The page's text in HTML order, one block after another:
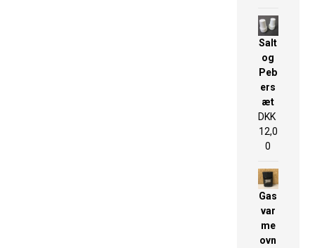
Salt
og
Peb
ers
æt
DKK
12,0
0
Gas
var
me
ovn